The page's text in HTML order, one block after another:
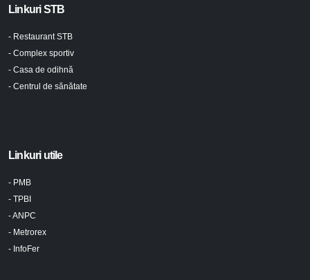
Linkuri STB
- Restaurant STB
- Complex sportiv
- Casa de odihnă
- Centrul de sănătate
Linkuri utile
- PMB
- TPBI
- ANPC
- Metrorex
- InfoFer